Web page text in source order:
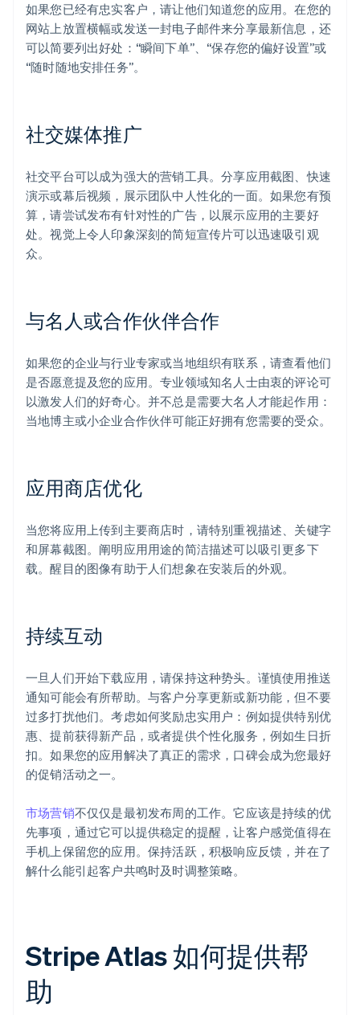
如果您已经有忠实客户，请让他们知道您的应用。在您的
网站上放置横幅或发送一封电子邮件来分享最新信息，还
可以简要列出好处：“瞬间下单”、“保存您的偏好设置”或
“随时随地安排任务”。
社交媒体推广
社交平台可以成为强大的营销工具。分享应用截图、快速
演示或幕后视频，展示团队中人性化的一面。如果您有预
算，请尝试发布有针对性的广告，以展示应用的主要好
处。视觉上令人印象深刻的简短宣传片可以迅速吸引观
众。
与名人或合作伙伴合作
如果您的企业与行业专家或当地组织有联系，请查看他们
是否愿意提及您的应用。专业领域知名人士由衷的评论可
以激发人们的好奇心。并不总是需要大名人才能起作用：
当地博主或小企业合作伙伴可能正好拥有您需要的受众。
应用商店优化
当您将应用上传到主要商店时，请特别重视描述、关键字
和屏幕截图。阐明应用用途的简洁描述可以吸引更多下
载。醒目的图像有助于人们想象在安装后的外观。
持续互动
一旦人们开始下载应用，请保持这种势头。谨慎使用推送
通知可能会有所帮助。与客户分享更新或新功能，但不要
过多打扰他们。考虑如何奖励忠实用户：例如提供特别优
惠、提前获得新产品，或者提供个性化服务，例如生日折
扣。如果您的应用解决了真正的需求，口碑会成为您最好
的促销活动之一。
市场营销不仅仅是最初发布周的工作。它应该是持续的优
先事项，通过它可以提供稳定的提醒，让客户感觉值得在
手机上保留您的应用。保持活跃，积极响应反馈，并在了
解什么能引起客户共鸣时及时调整策略。
Stripe Atlas 如何提供帮
助